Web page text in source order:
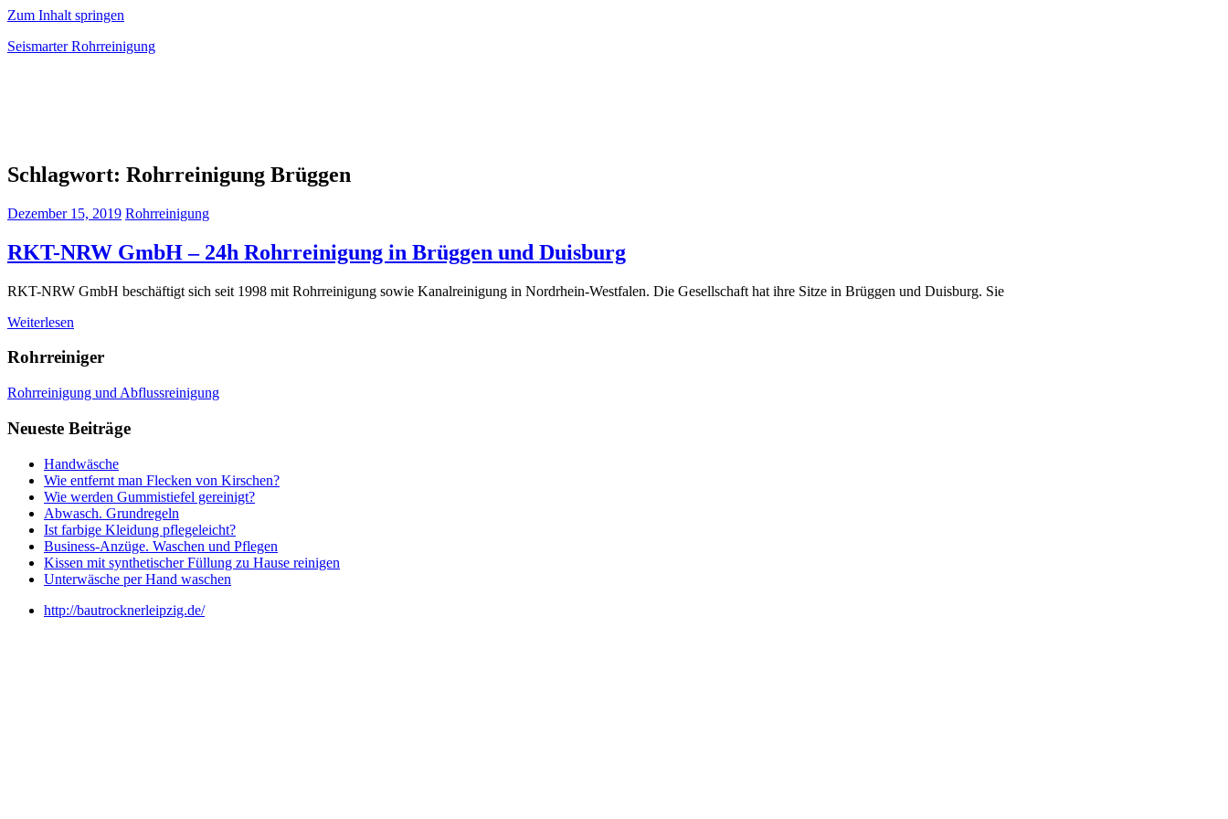
Zum Inhalt springen
Seismarter Rohrreinigung
Schlagwort: Rohrreinigung Brüggen
Dezember 15, 2019 Rohrreinigung
RKT-NRW GmbH – 24h Rohrreinigung in Brüggen und Duisburg
RKT-NRW GmbH beschäftigt sich seit 1998 mit Rohrreinigung sowie Kanalreinigung in Nordrhein-Westfalen. Die Gesellschaft hat ihre Sitze in Brüggen und Duisburg. Sie
Weiterlesen
Rohrreiniger
Rohrreinigung und Abflussreinigung
Neueste Beiträge
Handwäsche
Wie entfernt man Flecken von Kirschen?
Wie werden Gummistiefel gereinigt?
Abwasch. Grundregeln
Ist farbige Kleidung pflegeleicht?
Business-Anzüge. Waschen und Pflegen
Kissen mit synthetischer Füllung zu Hause reinigen
Unterwäsche per Hand waschen
http://bautrocknerleipzig.de/